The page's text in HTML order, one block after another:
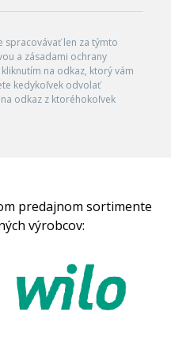
spracovávať len za týmto
a zásadami ochrany
na odkaz, ktorý vám
kedykoľvek odvolať
odkaz z ktoréhokoľvek
predajnom sortimente
výrobcov: